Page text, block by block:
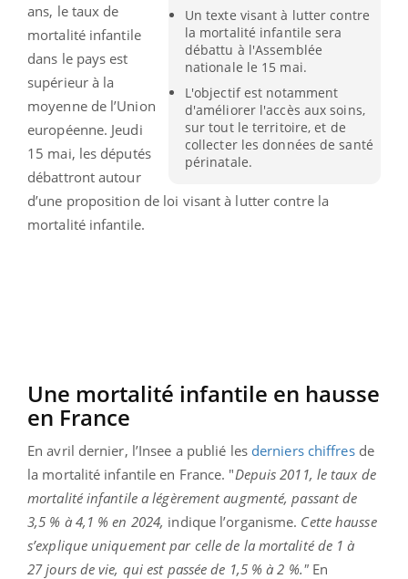
Un texte visant à lutter contre
la mortalité infantile sera
débattu à l'Assemblée
nationale le 15 mai.
L'objectif est notamment
d'améliorer l'accès aux soins,
sur tout le territoire, et de
collecter les données de santé
périnatale.
ans, le taux de
mortalité infantile
dans le pays est
supérieur à la
moyenne de l’Union
européenne. Jeudi
15 mai, les députés
débattront autour
d’une proposition de loi visant à lutter contre la
mortalité infantile.
Une mortalité infantile en hausse
en France
En avril dernier, l’Insee a publié les derniers chiffresde
la mortalité infantile en France. "Depuis 2011, le taux de
mortalité infantile a légèrement augmenté, passant de
3,5 % à 4,1 % en 2024, indique l’organisme. Cette hausse
s’explique uniquement par celle de la mortalité de 1 à
27 jours de vie, qui est passée de 1,5 % à 2 %."En